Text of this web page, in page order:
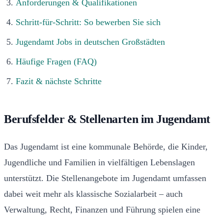
Anforderungen & Qualifikationen
Schritt-für-Schritt: So bewerben Sie sich
Jugendamt Jobs in deutschen Großstädten
Häufige Fragen (FAQ)
Fazit & nächste Schritte
Berufsfelder & Stellenarten im Jugendamt
Das Jugendamt ist eine kommunale Behörde, die Kinder,
Jugendliche und Familien in vielfältigen Lebenslagen
unterstützt. Die Stellenangebote im Jugendamt umfassen
dabei weit mehr als klassische Sozialarbeit – auch
Verwaltung, Recht, Finanzen und Führung spielen eine